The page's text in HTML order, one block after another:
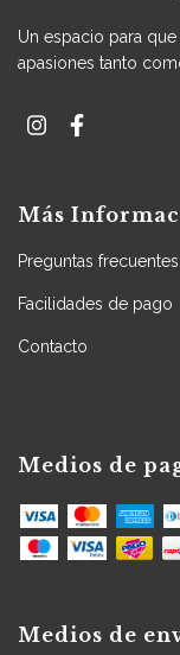
Un espacio para
apasiones tanto
Más
Preguntas frecuentes
Facilidades de pago
Contacto
Medios de
Medios de